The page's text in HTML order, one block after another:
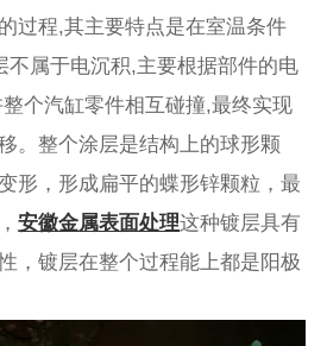
过程,其主要特点是在室温条件
不属于电沉积,主要根据部件的电
个汽缸零件相互碰撞,最终实现
。整个涂层是结构上的球形颗
形，形成扁平的蝶形锌颗粒，最
安徽金属表面处理这种镀层具有
，镀层在整个过程能上都是阳极